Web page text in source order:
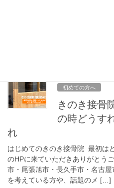
初めての方へ
きのき接骨
の時どうす
れ
はじめてのきのき接骨院 最初は
のHPに来ていただきありがとう
市・尾張旭市・長久手市・名古
を考えている方や、話題のメ […]